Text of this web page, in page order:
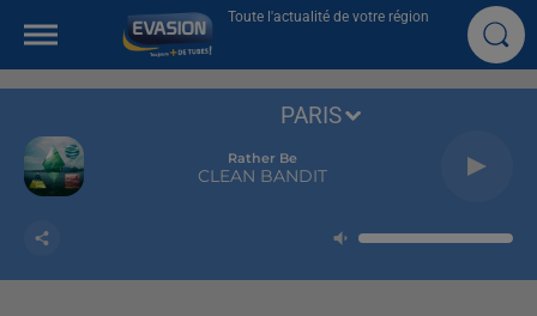
Toute l'actualité de votre région
Rather Be
CLEAN BANDIT
PARIS